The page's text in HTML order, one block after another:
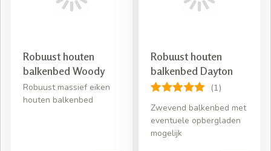
Robuust houten
balkenbed Woody
Robuust massief eiken
houten balkenbed
Robuust houten
balkenbed Dayton
(1)
Zwevend balkenbed met
eventuele opbergladen
mogelijk